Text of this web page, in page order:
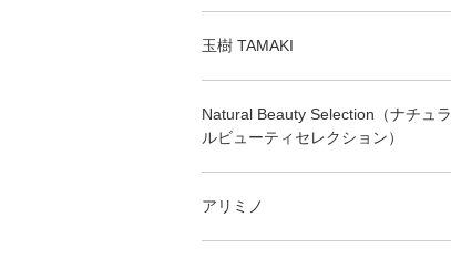
玉樹 TAMAKI
Natural Beauty Selection（ナチュラ
ルビューティセレクション）
アリミノ